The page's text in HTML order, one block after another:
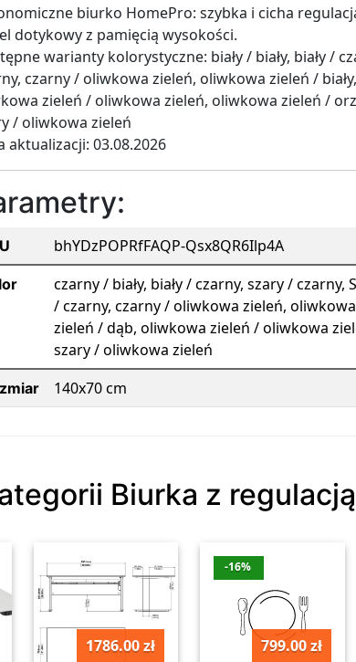
biurko HomePro: szybka i cicha
dotykowy z pamięcią wysokości.
warianty kolorystyczne: biały / biały, biały /
czarny / oliwkowa zieleń, oliwkowa zieleń /
zieleń / oliwkowa zieleń, oliwkowa zieleń /
/ oliwkowa zieleń
aktualizacji: 03.08.2026
bhYDzPOPRfFAQP-Qsx8QR6Ilp4A
czarny / biały, biały / czarny, szary / czarny,
/ czarny, czarny / oliwkowa zieleń,
zieleń / dąb, oliwkowa zieleń / oliwkowa
szary / oliwkowa zieleń
140x70 cm
Biurka z
1786.00 zł
-16%
799.00 zł